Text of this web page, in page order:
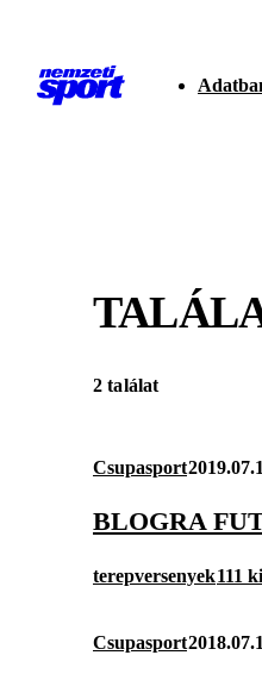
2 találat
Csupasport
BLOGRA
terepversenyek111
Csupasport